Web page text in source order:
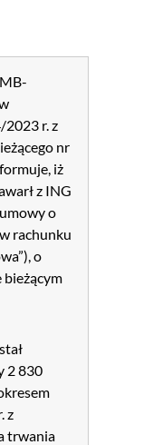
2023 r. z
nr
iż
z ING
o
rachunku
o
2 830
z
trwania